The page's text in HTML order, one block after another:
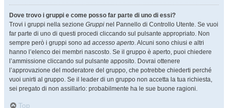
Dove trovo i gruppi e come posso far parte di uno di essi?
Trovi i gruppi nella sezione Gruppi nel Pannello di Controllo Utente. Se vuoi
far parte di uno di questi procedi cliccando sul pulsante appropriato. Non
sempre però i gruppi sono ad accesso aperto. Alcuni sono chiusi e altri
hanno l’elenco dei membri nascosto. Se il gruppo è aperto, puoi chiedere
l’ammissione cliccando sul pulsante apposito. Dovrai ottenere
l’approvazione del moderatore del gruppo, che potrebbe chiederti perché
vuoi unirti al gruppo. Se il leader di un gruppo non accetta la tua richiesta,
sei pregato di non assillarlo: probabilmente ha le sue buone ragioni.
Top